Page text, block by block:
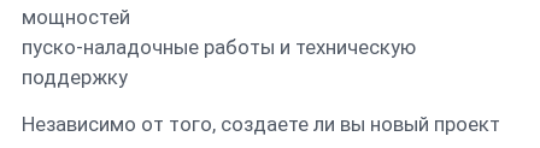
мощностей
пуско-наладочные работы и техническую
поддержку
Независимо от того, создаете ли вы новый проект